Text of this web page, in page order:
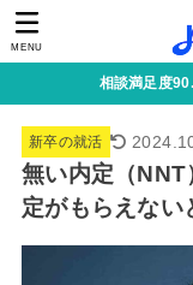
MENU
相談満足度
新卒の就活
無い内定（NNT
定がもらえない